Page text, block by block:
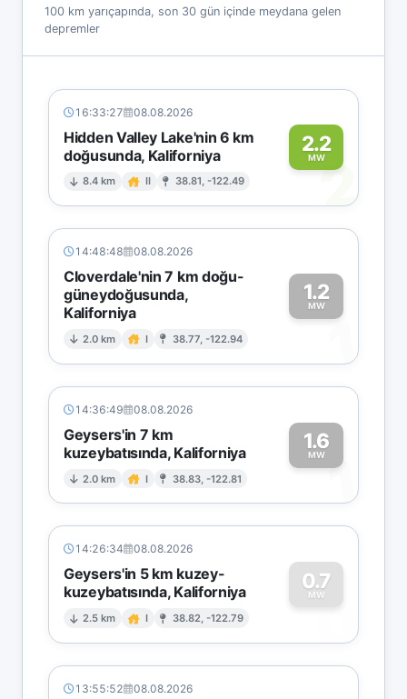
100 km yarıçapında, son 30 gün içinde meydana gelen
depremler
16:33:27 08.08.2026
Hidden Valley Lake'nin 6 km
doğusunda, Kaliforniya
8.4 km II 38.81, -122.49
2.2
MW2
14:48:48 08.08.2026
Cloverdale'nin 7 km doğu-
güneydoğusunda,
Kaliforniya
2.0 km I 38.77, -122.94
1.2
MW
1
14:36:49 08.08.2026
Geysers'in 7 km
kuzeybatısında, Kaliforniya
2.0 km I 38.83, -122.81
1.6
MW1
14:26:34 08.08.2026
Geysers'in 5 km kuzey-
kuzeybatısında, Kaliforniya
2.5 km I 38.82, -122.79
0.7
MW
0
13:55:52 08.08.2026